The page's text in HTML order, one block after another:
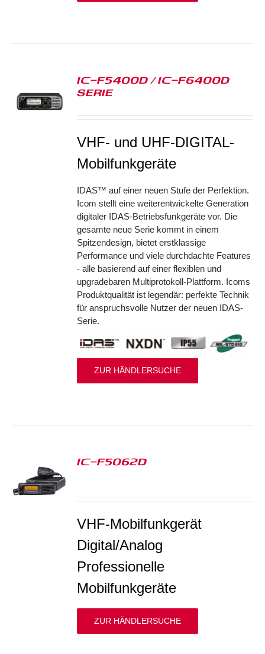
IC-F5400D / IC-F6400D
SERIE
VHF- und UHF-DIGITAL-
Mobilfunkgeräte
IDAS™ auf einer neuen Stufe der Perfektion.
Icom stellt eine weiterentwickelte Generation
digitaler IDAS-Betriebsfunkgeräte vor. Die
gesamte neue Serie kommt in einem
Spitzendesign, bietet erstklassige
Performance und viele durchdachte Features
- alle basierend auf einer flexiblen und
upgradebaren Multiprotokoll-Plattform. Icoms
Produktqualität ist legendär: perfekte Technik
für anspruchsvolle Nutzer der neuen IDAS-
Serie.
ZUR HÄNDLERSUCHE
IC-F5062D
VHF-Mobilfunkgerät
Digital/Analog
Professionelle
Mobilfunkgeräte
ZUR HÄNDLERSUCHE